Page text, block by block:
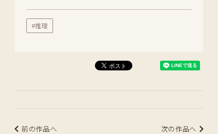
#推理
前の作品へ
次の作品へ